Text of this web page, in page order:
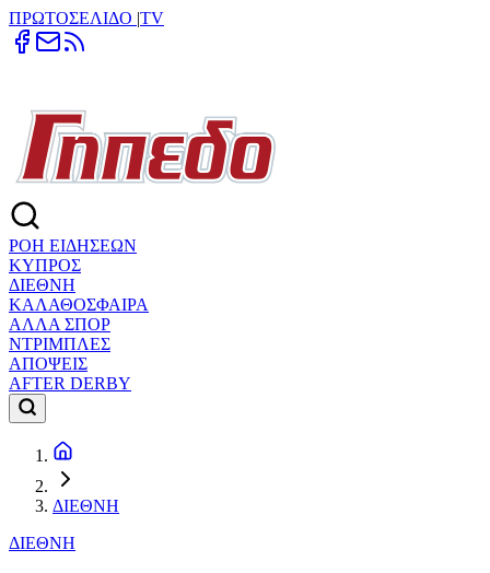
ΠΡΩΤΟΣΕΛΙΔΟ |TV
ΡΟΗ ΕΙΔΗΣΕΩΝ
ΚΥΠΡΟΣ
ΔΙΕΘΝΗ
ΚΑΛΑΘΟΣΦΑΙΡΑ
ΑΛΛΑ ΣΠΟΡ
ΝΤΡΙΜΠΛΕΣ
ΑΠΟΨΕΙΣ
AFTER DERBY
ΔΙΕΘΝΗ
ΔΙΕΘΝΗ